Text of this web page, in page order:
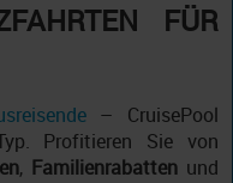
FÜR
– CruisePool
Profitieren Sie von
, Familienrabattenund